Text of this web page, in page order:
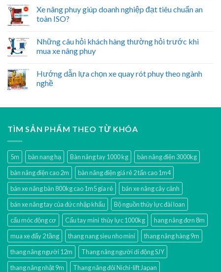
Xe nâng phuy giúp doanh nghiệp đạt tiêu chuẩn an
toàn ISO?
Những câu hỏi khách hàng thường hỏi trước khi
mua xe nâng phuy
Hướng dẫn lựa chọn xe quay rót phuy theo ngành
nghề
TÌM SẢN PHẨM THEO TỪ KHÓA
5m bàn nang hạ Bàn nâng tay 1000 kg
bàn nâng điện 3000kg
bàn nâng điện cao 2m
bàn nâng điện giá rẻ 2 tấn cao 1m4
bán xe nâng bàn 800kg cao 1m5 gía rẻ
bán xe nâng cây cảnh
bán xe nâng tay của đức nhập khẩu
Bộ nguồn thủy lực đài loan
cẩu móc động cơ
Cẩu tay mini thủy lực 1000kg
hang nâng đơn 8m
mua xe đẩy 2 tầng
thang nang sieu nho mini
thang nâng hàng 9m
thang nâng người 12m
Thang nâng người di động SJY
thang nâng nhật 9m
Thang nâng đôi Nichi-lift Japan